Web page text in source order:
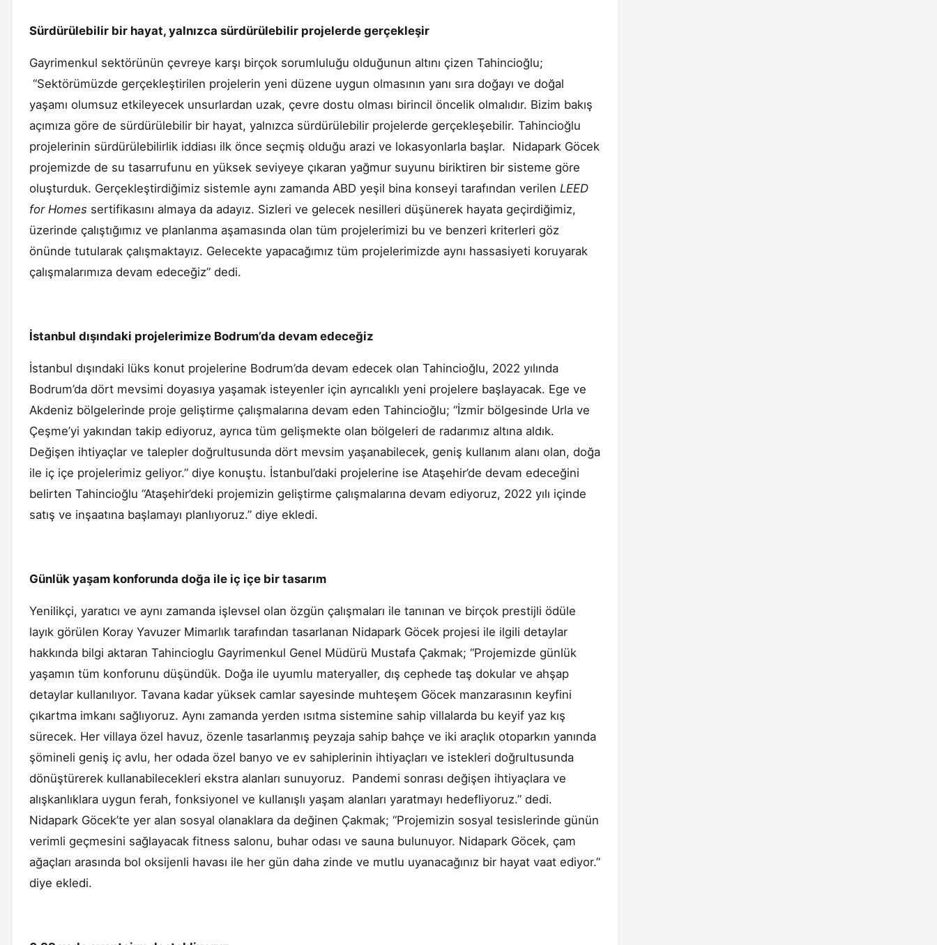
Sürdürülebilir bir hayat, yalnızca sürdürülebilir projelerde gerçekleşir
Gayrimenkul sektörünün çevreye karşı birçok sorumluluğu olduğunun altını çizen Tahincioğlu;
“Sektörümüzde gerçekleştirilen projelerin yeni düzene uygun olmasının yanı sıra doğayı ve doğal
yaşamı olumsuz etkileyecek unsurlardan uzak, çevre dostu olması birincil öncelik olmalıdır. Bizim bakış
açımıza göre de sürdürülebilir bir hayat, yalnızca sürdürülebilir projelerde gerçekleşebilir. Tahincioğlu
projelerinin sürdürülebilirlik iddiası ilk önce seçmiş olduğu arazi ve lokasyonlarla başlar. Nidapark Göcek
projemizde de su tasarrufunu en yüksek seviyeye çıkaran yağmur suyunu biriktiren bir sisteme göre
oluşturduk. Gerçekleştirdiğimiz sistemle aynı zamanda ABD yeşil bina konseyi tarafından verilen LEED
for Homes sertifikasını almaya da adayız. Sizleri ve gelecek nesilleri düşünerek hayata geçirdiğimiz,
üzerinde çalıştığımız ve planlanma aşamasında olan tüm projelerimizi bu ve benzeri kriterleri göz
önünde tutularak çalışmaktayız. Gelecekte yapacağımız tüm projelerimizde aynı hassasiyeti koruyarak
çalışmalarımıza devam edeceğiz” dedi.
İstanbul dışındaki projelerimize Bodrum’da devam edeceğiz
İstanbul dışındaki lüks konut projelerine Bodrum’da devam edecek olan Tahincioğlu, 2022 yılında
Bodrum’da dört mevsimi doyasıya yaşamak isteyenler için ayrıcalıklı yeni projelere başlayacak. Ege ve
Akdeniz bölgelerinde proje geliştirme çalışmalarına devam eden Tahincioğlu; “İzmir bölgesinde Urla ve
Çeşme’yi yakından takip ediyoruz, ayrıca tüm gelişmekte olan bölgeleri de radarımız altına aldık.
Değişen ihtiyaçlar ve talepler doğrultusunda dört mevsim yaşanabilecek, geniş kullanım alanı olan, doğa
ile iç içe projelerimiz geliyor.” diye konuştu. İstanbul’daki projelerine ise Ataşehir’de devam edeceğini
belirten Tahincioğlu “Ataşehir’deki projemizin geliştirme çalışmalarına devam ediyoruz, 2022 yılı içinde
satış ve inşaatına başlamayı planlıyoruz.” diye ekledi.
Günlük yaşam konforunda doğa ile iç içe bir tasarım
Yenilikçi, yaratıcı ve aynı zamanda işlevsel olan özgün çalışmaları ile tanınan ve birçok prestijli ödüle
layık görülen Koray Yavuzer Mimarlık tarafından tasarlanan Nidapark Göcek projesi ile ilgili detaylar
hakkında bilgi aktaran Tahincioglu Gayrimenkul Genel Müdürü Mustafa Çakmak; “Projemizde günlük
yaşamın tüm konforunu düşündük. Doğa ile uyumlu materyaller, dış cephede taş dokular ve ahşap
detaylar kullanılıyor. Tavana kadar yüksek camlar sayesinde muhteşem Göcek manzarasının keyfini
çıkartma imkanı sağlıyoruz. Aynı zamanda yerden ısıtma sistemine sahip villalarda bu keyif yaz kış
sürecek. Her villaya özel havuz, özenle tasarlanmış peyzaja sahip bahçe ve iki araçlık otoparkın yanında
şömineli geniş iç avlu, her odada özel banyo ve ev sahiplerinin ihtiyaçları ve istekleri doğrultusunda
dönüştürerek kullanabilecekleri ekstra alanları sunuyoruz. Pandemi sonrası değişen ihtiyaçlara ve
alışkanlıklara uygun ferah, fonksiyonel ve kullanışlı yaşam alanları yaratmayı hedefliyoruz.” dedi.
Nidapark Göcek’te yer alan sosyal olanaklara da değinen Çakmak; “Projemizin sosyal tesislerinde günün
verimli geçmesini sağlayacak fitness salonu, buhar odası ve sauna bulunuyor. Nidapark Göcek, çam
ağaçları arasında bol oksijenli havası ile her gün daha zinde ve mutlu uyanacağınız bir hayat vaat ediyor.”
diye ekledi.